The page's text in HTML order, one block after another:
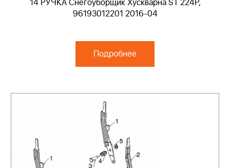
14 РУЧКА Снегоуборщик Хускварна ST 224P,
96193012201 2016-04
Подробнее